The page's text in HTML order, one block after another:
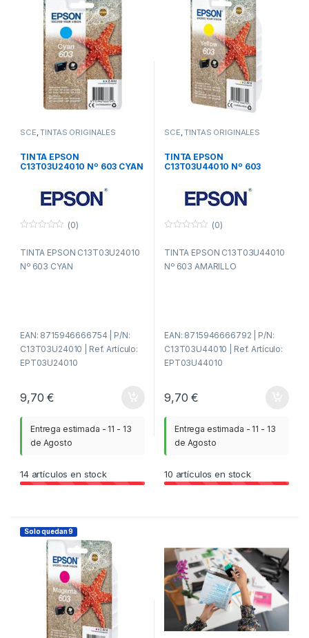
SCE,TINTAS ORIGINALES
TINTA EPSON
C13T03U24010 Nº 603 CYAN
u
r
(0)
TINTA EPSON C13T03U24010
Nº 603 CYAN
EAN: 8715946666754 | P/N:
C13T03U24010 | Ref. Artículo:
EPT03U24010
9,70€
Entrega estimada - 11 - 13
de Agosto
14artículos en stock
SCE,TINTAS ORIGINALES
TINTA EPSON
C13T03U44010 Nº 603
u
r
(0)
TINTA EPSON C13T03U44010
Nº 603 AMARILLO
EAN: 8715946666792 | P/N:
C13T03U44010 | Ref. Artículo:
EPT03U44010
9,70€
Entrega estimada - 11 - 13
de Agosto
10 artículos en stock
Solo quedan 9